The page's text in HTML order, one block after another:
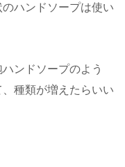
ハンドソープは使い
ンドソープのよう
種類が増えたらいい